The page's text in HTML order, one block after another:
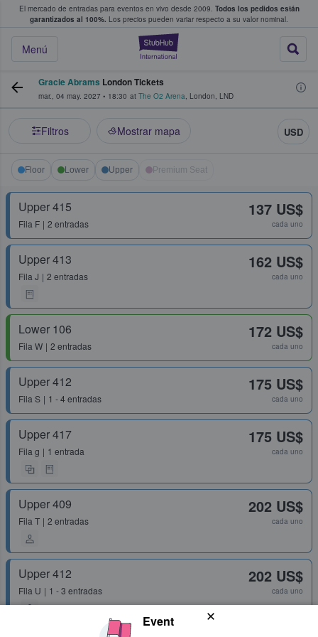
El mercado de entradas para eventos en vivo desde 2009. Todos los pedidos están
garantizados al 100%. Los precios pueden variar respecto a su valor nominal.
StubHub:
Menú
y venta de entradas entre fans
Gracie Abrams London Tickets
mar., 04 may. 2027 • 18:30 at The O2 Arena, London, LND
Filtros Mostrar mapa USD
Floor Lower Upper Premium Seat
Upper 415
Fila F 2 entradas
137 US$
cada uno
Upper 413
Fila J 2 entradas
162 US$
cada uno
Lower 106
Fila W 2 entradas
172 US$
cada uno
Upper 412
Fila S 1 - 4 entradas
175 US$
cada uno
Upper 417
Fila g 1 entrada
175 US$
cada uno
Upper 409
Fila T 2 entradas
202 US$
cada uno
Upper 412
Fila U 1 - 3 entradas
202 US$
cada uno
Event